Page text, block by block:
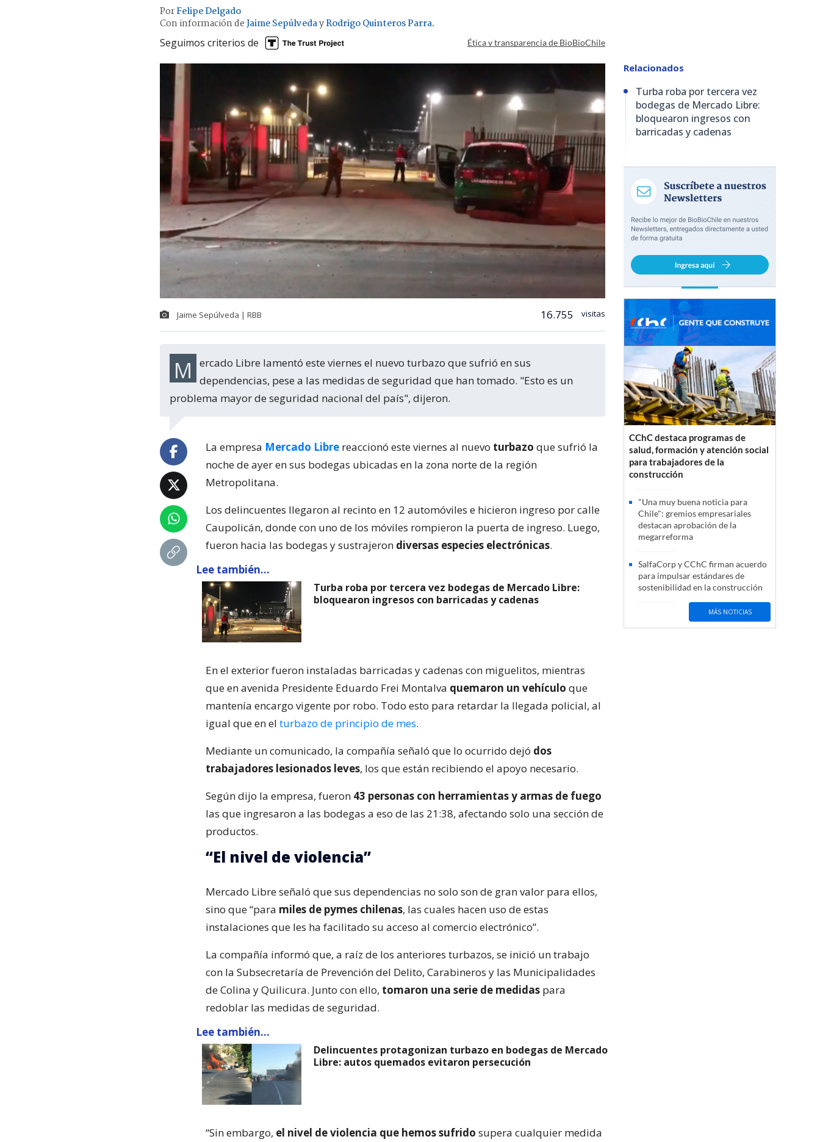
PorFelipe Delgado
Con información deJaime SepúlvedayRodrigo Quinteros Parra.
Seguimos criterios de Ética y transparencia de BioBioChile
Jaime Sepúlveda | RBB 16.755 visitas
Mercado Libre lamentó este viernes el nuevo turbazo que sufrió en sus
dependencias, pese a las medidas de seguridad que han tomado. "Esto es un
problema mayor de seguridad nacional del país", dijeron.
La empresa Mercado Libre reaccionó este viernes al nuevo turbazo que sufrió la
noche de ayer en sus bodegas ubicadas en la zona norte de la región
Metropolitana.
Los delincuentes llegaron al recinto en 12 automóviles e hicieron ingreso por calle
Caupolicán, donde con uno de los móviles rompieron la puerta de ingreso. Luego,
fueron hacia las bodegas y sustrajeron diversas especies electrónicas.
Lee también...
Turba roba por tercera vez bodegas de Mercado Libre:
bloquearon ingresos con barricadas y cadenas
En el exterior fueron instaladas barricadas y cadenas con miguelitos, mientras
que en avenida Presidente Eduardo Frei Montalva quemaron un vehículo que
mantenía encargo vigente por robo. Todo esto para retardar la llegada policial, al
igual que en el turbazo de principio de mes.
Mediante un comunicado, la compañía señaló que lo ocurrido dejó dos
trabajadores lesionados leves, los que están recibiendo el apoyo necesario.
Según dijo la empresa, fueron 43 personas con herramientas y armas de fuego
las que ingresaron a las bodegas a eso de las 21:38, afectando solo una sección de
productos.
“El nivel de violencia”
Mercado Libre señaló que sus dependencias no solo son de gran valor para ellos,
sino que “para miles de pymes chilenas, las cuales hacen uso de estas
instalaciones que les ha facilitado su acceso al comercio electrónico”.
La compañía informó que, a raíz de los anteriores turbazos, se inició un trabajo
con la Subsecretaría de Prevención del Delito, Carabineros y las Municipalidades
de Colina y Quilicura. Junto con ello, tomaron una serie de medidas para
redoblar las medidas de seguridad.
Lee también...
Delincuentes protagonizan turbazo en bodegas de Mercado
Libre: autos quemados evitaron persecución
“Sin embargo, el nivel de violencia que hemos sufrido supera cualquier medida
Relacionados
Turba roba por tercera vez
bodegas de Mercado Libre:
bloquearon ingresos con
barricadas y cadenas
CChC destaca programas de
salud, formación y atención social
para trabajadores de la
construcción
"Una muy buena noticia para
Chile": gremios empresariales
destacan aprobación de la
megarreforma
SalfaCorp y CChC firman acuerdo
para impulsar estándares de
sostenibilidad en la construcción
MÁS NOTICIAS